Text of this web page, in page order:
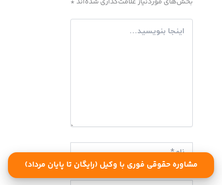
اینجا
بنویسید…
نام*
مشاوره حقوقی فوری با وکیل (رایگان تا پایان مرداد)